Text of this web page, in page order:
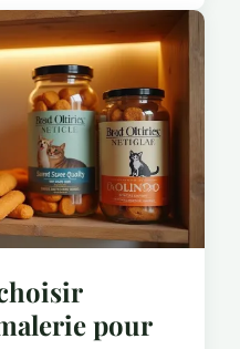
pour